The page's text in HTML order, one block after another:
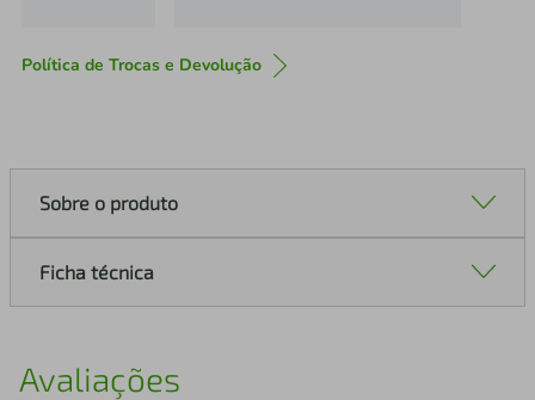
Política de Trocas e Devolução
Sobre o produto
Ficha técnica
Avaliações